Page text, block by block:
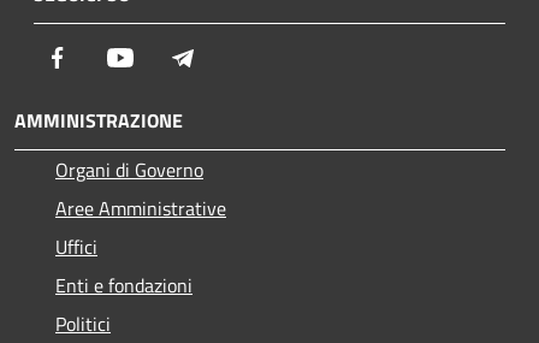
Facebook Youtube
AMMINISTRAZIONE
Organi di Governo
Aree Amministrative
Uffici
Enti e fondazioni
Politici